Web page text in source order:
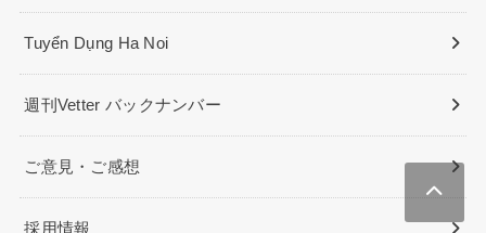
Tuyển Dụng Ha Noi
週刊Vetter バックナンバー
ご意見・ご感想
採用情報